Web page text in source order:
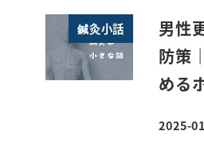
鍼灸小話
男性
防策
める
投稿日
2025-